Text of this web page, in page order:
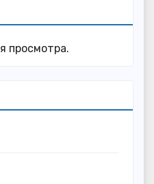
просмотра.